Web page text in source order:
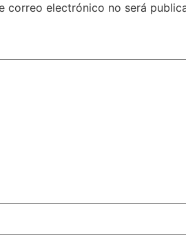
correo electrónico no será